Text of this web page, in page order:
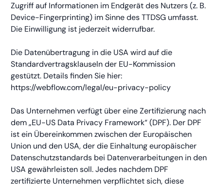
Zugriff auf Informationen im Endgerät des Nutzers (z. B.
Device-Fingerprinting) im Sinne des TTDSG umfasst.
Die Einwilligung ist jederzeit widerrufbar.
Die Datenübertragung in die USA wird auf die
Standardvertragsklauseln der EU-Kommission
gestützt. Details finden Sie hier:
https://webflow.com/legal/eu-privacy-policy
Das Unternehmen verfügt über eine Zertifizierung nach
dem „EU-US Data Privacy Framework“ (DPF). Der DPF
ist ein Übereinkommen zwischen der Europäischen
Union und den USA, der die Einhaltung europäischer
Datenschutzstandards bei Datenverarbeitungen in den
USA gewährleisten soll. Jedes nachdem DPF
zertifizierte Unternehmen verpflichtet sich, diese